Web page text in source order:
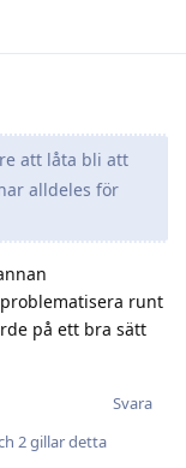
att låta bli att
alldeles för
runt
på ett bra sätt
Svara
2gillar detta